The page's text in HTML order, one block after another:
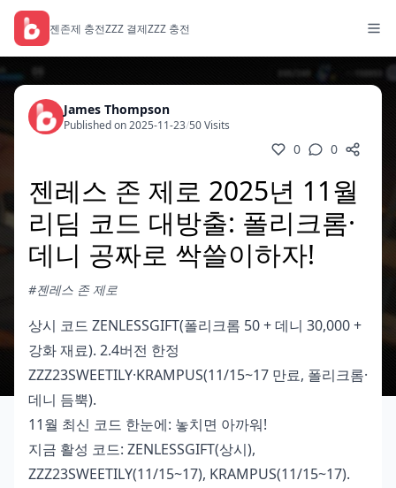
젠존제 충전ZZZ 결제ZZZ 충전
James Thompson
Published on 2025-11-23/50 Visits
0 0
젠레스 존 제로 2025년 11월
리딤 코드 대방출: 폴리크롬·
데니 공짜로 싹쓸이하자!
#젠레스 존 제로
상시 코드 ZENLESSGIFT(폴리크롬 50 + 데니 30,000 +
강화 재료). 2.4버전 한정
ZZZ23SWEETILY·KRAMPUS(11/15~17 만료, 폴리크롬·
데니 듬뿍).
11월 최신 코드 한눈에: 놓치면 아까워!
지금 활성 코드: ZENLESSGIFT(상시),
ZZZ23SWEETILY(11/15~17), KRAMPUS(11/15~17).